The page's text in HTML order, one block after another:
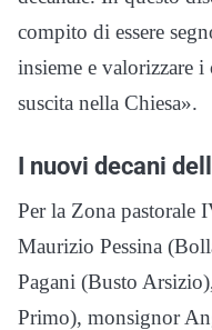
compito di essere
insieme e valorizzare
suscita nella Chiesa».
I nuovi decani
Per la Zona pastorale
Maurizio Pessina
Pagani (Busto
Primo), monsignor